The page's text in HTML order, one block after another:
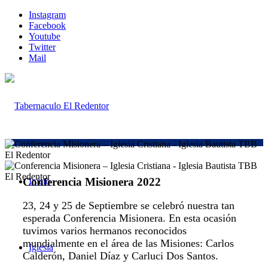
Instagram
Facebook
Youtube
Twitter
Mail
Inicio
Iglesia
Conferencia Misionera 2022
23, 24 y 25 de Septiembre se celebró nuestra tan
esperada Conferencia Misionera. En esta ocasión
tuvimos varios hermanos reconocidos
mundialmente en el área de las Misiones: Carlos
Calderón, Daniel Díaz y Carluci Dos Santos.